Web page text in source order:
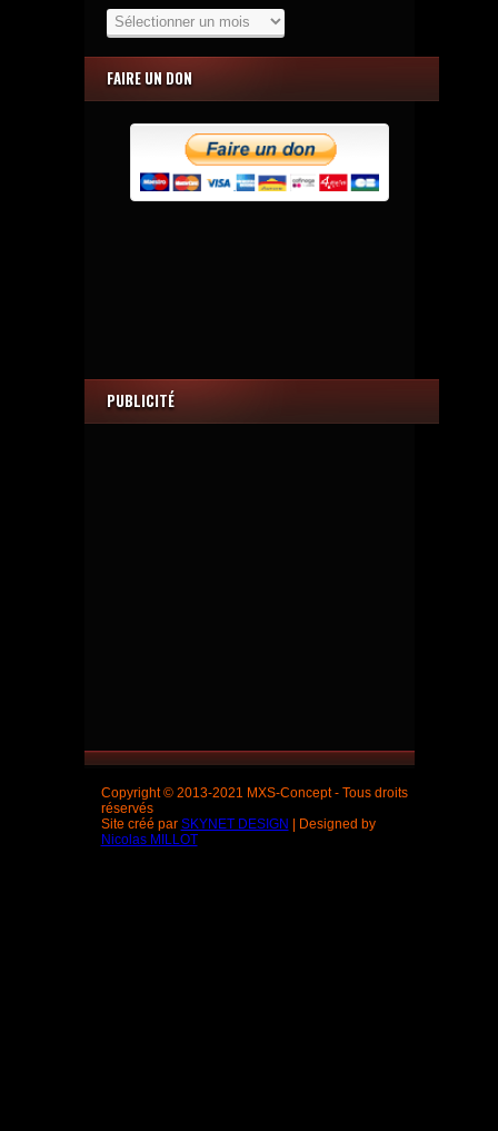
Archives
FAIRE UN DON
PUBLICITÉ
Copyright © 2013-2021 MXS-Concept - Tous droits
réservés
Site créé par SKYNET DESIGN
| Designed by
Nicolas MILLOT